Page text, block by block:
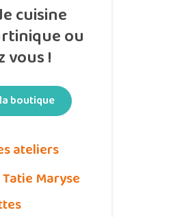
cuisine
ou
vous !
boutique
ateliers
Maryse